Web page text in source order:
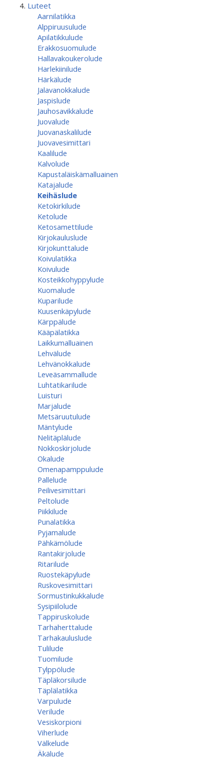
Luteet
Aarnilatikka
Alppiruusulude
Apilatikkulude
Erakkosuomulude
Hallavakoukerolude
Harlekiinilude
Härkälude
Jalavanokkalude
Jaspislude
Jauhosavikkalude
Juovalude
Juovanaskalilude
Juovavesimittari
Kaalilude
Kalvolude
Kapustaläiskämalluainen
Katajalude
Keihäslude
Ketokirkilude
Ketolude
Ketosamettilude
Kirjokauluslude
Kirjokunttalude
Koivulatikka
Koivulude
Kosteikkohyppylude
Kuomalude
Kuparilude
Kuusenkäpylude
Kärppälude
Kääpälatikka
Laikkumalluainen
Lehvälude
Lehvänokkalude
Leveäsammallude
Luhtatikarilude
Luisturi
Marjalude
Metsäruutulude
Mäntylude
Nelitäplälude
Nokkoskirjolude
Okalude
Omenapamppulude
Pallelude
Peilivesimittari
Peltolude
Piikkilude
Punalatikka
Pyjamalude
Pähkämölude
Rantakirjolude
Ritarilude
Ruostekäpylude
Ruskovesimittari
Sormustinkukkalude
Sysipiilolude
Tappiruskolude
Tarhaherttalude
Tarhakauluslude
Tulilude
Tuomilude
Tylppölude
Täpläkorsilude
Täplälatikka
Varpulude
Verilude
Vesiskorpioni
Viherlude
Välkelude
Äkälude